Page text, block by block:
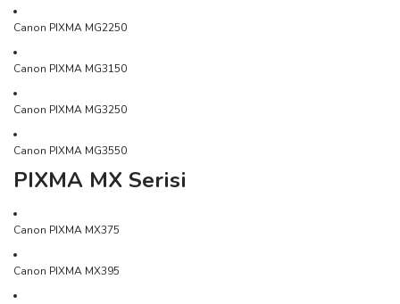
Canon PIXMA MG2250
Canon PIXMA MG3150
Canon PIXMA MG3250
Canon PIXMA MG3550
PIXMA MX Serisi
Canon PIXMA MX375
Canon PIXMA MX395